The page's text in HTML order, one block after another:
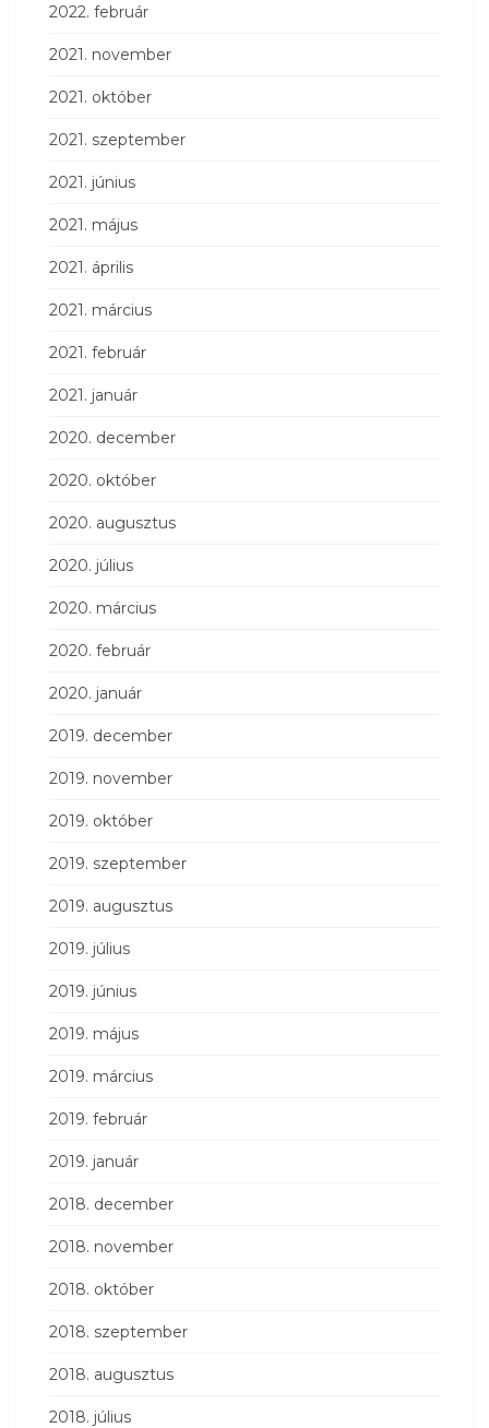
2022. február
2021. november
2021. október
2021. szeptember
2021. június
2021. május
2021. április
2021. március
2021. február
2021. január
2020. december
2020. október
2020. augusztus
2020. július
2020. március
2020. február
2020. január
2019. december
2019. november
2019. október
2019. szeptember
2019. augusztus
2019. július
2019. június
2019. május
2019. március
2019. február
2019. január
2018. december
2018. november
2018. október
2018. szeptember
2018. augusztus
2018. július